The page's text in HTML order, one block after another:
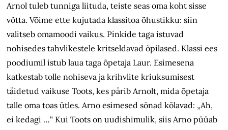
Arnol tuleb tunniga liituda, teiste seas oma koht sisse
võtta. Võime ette kujutada klassitoa õhustikku: siin
valitseb omamoodi vaikus. Pinkide taga istuvad
nohisedes tahvlikestele kritseldavad õpilased. Klassi ees
poodiumil istub laua taga õpetaja Laur. Esimesena
katkestab tolle nohiseva ja krihvlite kriuksumisest
täidetud vaikuse Toots, kes pärib Arnolt, mida õpetaja
talle oma toas ütles. Arno esimesed sõnad kõlavad: „Ah,
ei kedagi …“ Kui Toots on uudishimulik, siis Arno püüab